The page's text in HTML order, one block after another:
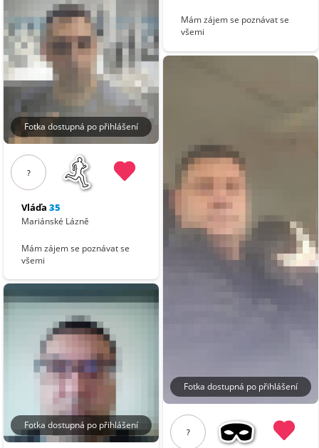
Fotka dostupná po přihlášení
?
Vláďa 35
Mariánské Lázně
Mám zájem se poznávat se
všemi
Fotka dostupná po přihlášení
Mám zájem se poznávat se
všemi
Fotka dostupná po přihlášení
?